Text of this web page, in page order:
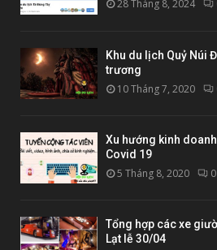
28 Tháng 8, 2024
Khu du lịch Quỷ Núi
trương
10 Tháng 7, 2020
Xu hướng kinh
Covid 19
5 Tháng 8, 2020 0
Tổng hợp các xe
Lạt lễ 30/04